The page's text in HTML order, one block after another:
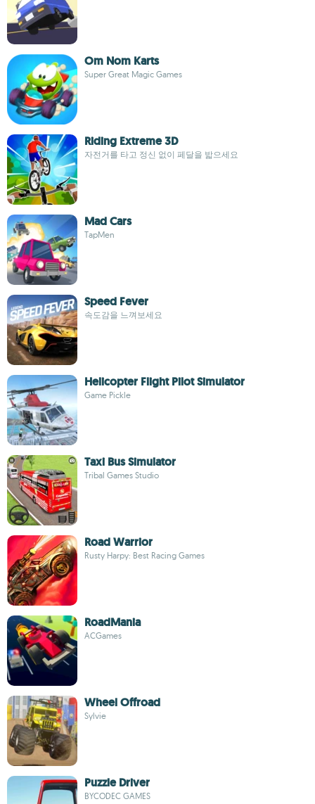
Om Nom Karts
Super Great Magic Games
Riding Extreme 3D
자전거를 타고 정신 없이 페달을 밟으세요
Mad Cars
TapMen
Speed Fever
속도감을 느껴보세요
Helicopter Flight Pilot Simulator
Game Pickle
Taxi Bus Simulator
Tribal Games Studio
Road Warrior
Rusty Harpy: Best Racing Games
RoadMania
ACGames
Wheel Offroad
Sylvie
Puzzle Driver
BYCODEC GAMES